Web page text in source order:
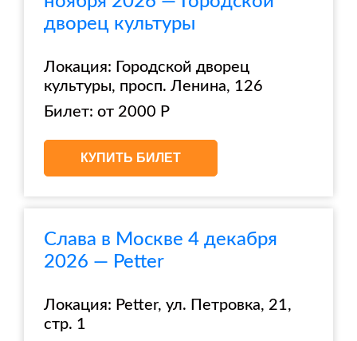
дворец культуры
Локация: Городской дворец
культуры, просп. Ленина, 126
Билет: от 2000 Р
КУПИТЬ БИЛЕТ
Слава в Москве 4 декабря
2026 — Petter
Локация: Petter, ул. Петровка, 21,
стр. 1